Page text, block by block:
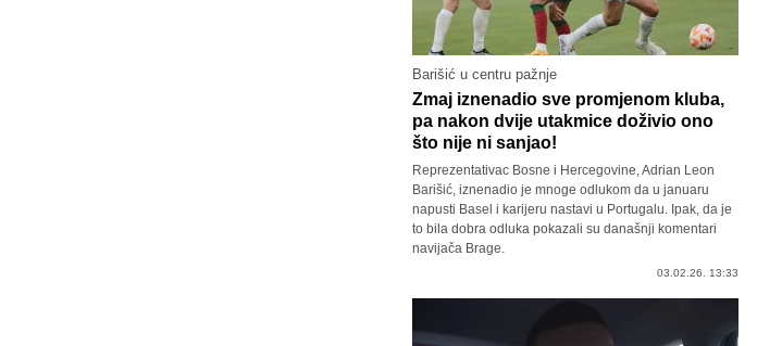
Barišić u centru pažnje
Zmaj iznenadio sve promjenom kluba,
pa nakon dvije utakmice doživio ono
što nije ni sanjao!
Reprezentativac Bosne i Hercegovine, Adrian Leon
Barišić, iznenadio je mnoge odlukom da u januaru
napusti Basel i karijeru nastavi u Portugalu. Ipak, da je
to bila dobra odluka pokazali su današnji komentari
navijača Brage.
03.02.26. 13:33